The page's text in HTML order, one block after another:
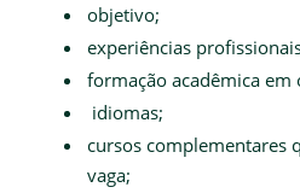
objetivo;
experiências
formação acadêmica em
idiomas;
cursos complementares
vaga;